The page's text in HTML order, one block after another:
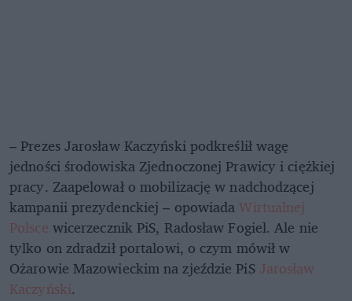
– Prezes Jarosław Kaczyński podkreślił wagę
jedności środowiska Zjednoczonej Prawicy i ciężkiej
pracy. Zaapelował o mobilizację w nadchodzącej
kampanii prezydenckiej – opowiada Wirtualnej
Polsce wicerzecznik PiS, Radosław Fogiel. Ale nie
tylko on zdradził portalowi, o czym mówił w
Ożarowie Mazowieckim na zjeździe PiS Jarosław
Kaczyński.